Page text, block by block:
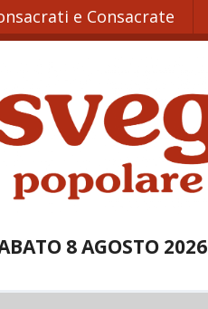
e Consacrate
8 AGOSTO 2026